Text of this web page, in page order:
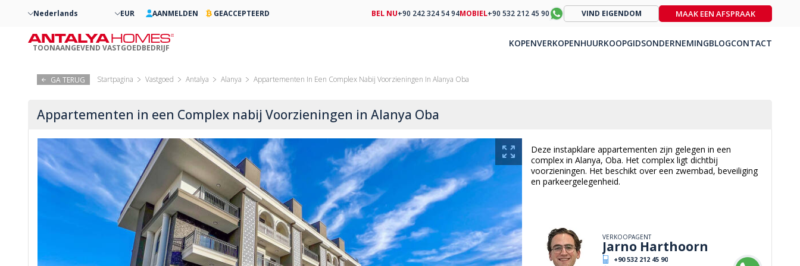
GA TERUG Startpagina Vastgoed Antalya Alanya Appartementen In Een Complex Nabij Voorzieningen In Alanya Oba
Appartementen in een Complex nabij Voorzieningen in Alanya Oba
Deze instapklare appartementen zijn gelegen in een
complex in Alanya, Oba. Het complex ligt dichtbij
voorzieningen. Het beschikt over een zwembad, beveiliging
en parkeergelegenheid.
VERKOOPAGENT
Jarno Harthoorn
+90 532 212 45 90
Nederlands EUR AANMELDEN GEACCEPTEERD
TOONAANGEVEND VASTGOEDBEDRIJF
BEL NU+90 242 324 54 94MOBIEL+90 532 212 45 90 VIND EIGENDOM MAAK EEN AFSPRAAK
KOPENVERKOPENHUURKOOPGIDSONDERNEMINGBLOGCONTACT